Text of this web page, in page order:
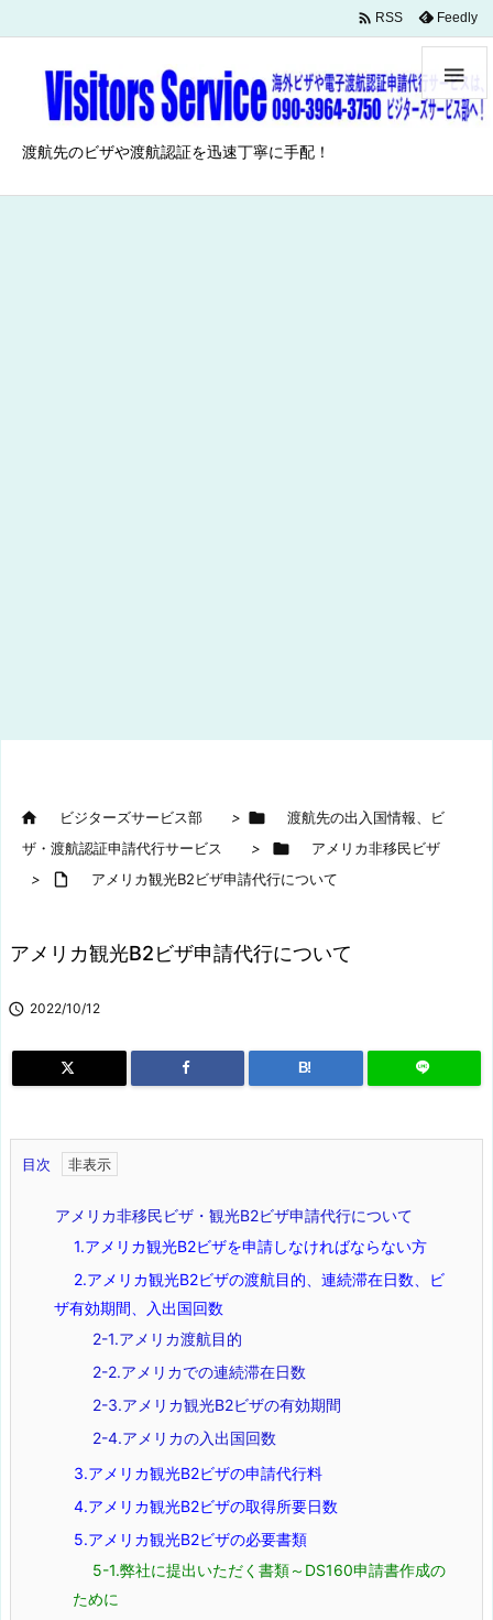
渡航先のビザや渡航認証を迅速丁寧に手配！

 RSS Feedly
 ビジターズサービス部 > 
渡航先の出入国情報、ビ
ザ・渡航認証申請代行サービス
> 
アメリカ非移民ビザ
>
 アメリカ観光B2ビザ申請代行について
アメリカ観光B2ビザ申請代行について
 2022/10/12
B!
目次
アメリカ非移民ビザ・観光B2ビザ申請代行について
1.アメリカ観光B2ビザを申請しなければならない方
2.アメリカ観光B2ビザの渡航目的、連続滞在日数、ビ
ザ有効期間、入出国回数
2-1.アメリカ渡航目的
2-2.アメリカでの連続滞在日数
2-3.アメリカ観光B2ビザの有効期間
2-4.アメリカの入出国回数
3.アメリカ観光B2ビザの申請代行料
4.アメリカ観光B2ビザの取得所要日数
5.アメリカ観光B2ビザの必要書類
5-1.弊社に提出いただく書類～DS160申請書作成の
ために